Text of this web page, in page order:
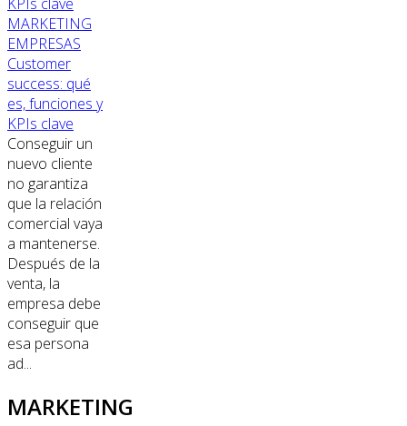
MARKETING
EMPRESAS
Customer
success: qué
es, funciones y
KPIs clave
Conseguir un
nuevo cliente
no garantiza
que la relación
comercial vaya
a mantenerse.
Después de la
venta, la
empresa debe
conseguir que
esa persona
ad...
MARKETING